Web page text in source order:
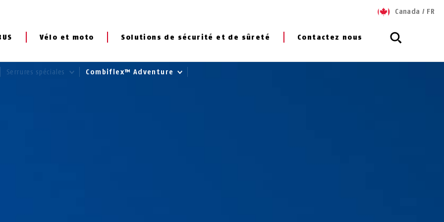
Vélo et moto Solutions de sécurité et de sûreté Contactez nous
Canada / FR
Serrures spéciales Combiflex™ Adventure